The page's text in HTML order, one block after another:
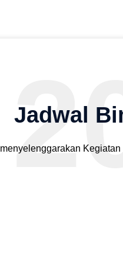
Jadwal
menyelenggarakan